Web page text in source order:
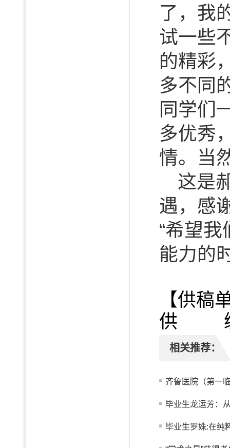
了，我
试一些
的精彩
多不同
同学们
多优秀
情。当
这是
遇，感
“希望
能力的
【供
供 编
相关推荐：
齐鲁医院（第一
毕业生龙运芳：
毕业生罗姝:在纯